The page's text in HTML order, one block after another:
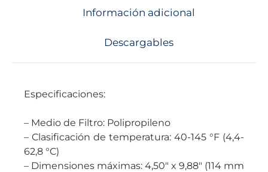
Información adicional
Descargables
Especificaciones:
– Medio de Filtro: Polipropileno
– Clasificación de temperatura: 40-145 °F (4,4-
62,8 °C)
– Dimensiones máximas: 4,50″ x 9,88″ (114 mm